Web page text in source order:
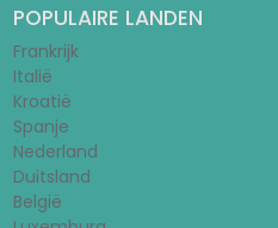
POPULAIRE LANDEN
Frankrijk
Italië
Kroatië
Spanje
Nederland
Duitsland
België